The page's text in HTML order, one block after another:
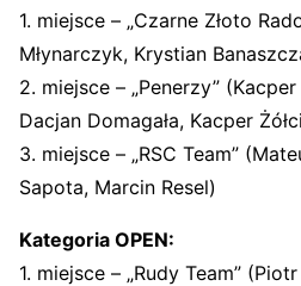
1. miejsce – „Czarne Złoto
Młynarczyk, Krystian
2. miejsce – „Penerzy”
Dacjan Domagała, Kacper
3. miejsce – „RSC Team”
Sapota, Marcin Resel)
Kategoria OPEN:
1. miejsce – „Rudy Team”